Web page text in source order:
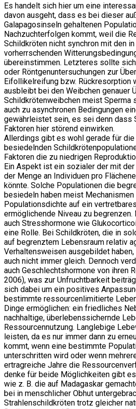
Es handelt sich hier um eine
davon ausgeht, dass es bei dieser
Galapagosinseln gehaltenen
Nachzuchterfolgen kommt, weil die
Schildkröten nicht synchron mit den in
vorherrschenden
übereinstimmen. Letzteres sollte
oder Röntgenuntersuchungen zur
Eifollikelreifung bzw. Rückresorption
ausbleibt bei den Weibchen genauer
Schildkrötenweibchen meist Sperma
auch zu asynchronen Bedingungen
gewährleistet sein, es sei denn dass
Faktoren hier störend einwirken.
Allerdings gibt es wohl gerade für
besiedelnden
Faktoren die zu niedrigen
Ein Aspekt ist ein sozialer der mit
der Menge an Individuen pro
könnte. Solche Populationen die
besiedeln haben meist
Populationsdichte auf ein
ermöglichende Niveau zu
auch Stresshormone wie
eine Rolle. Bei Schildkröten, die in
auf begrenztem Lebensraum relativ
Verhaltensweisen ausgebildet
auch nicht immer gleich. Dennoch
auch Geschlechtshormone von ihren
2006), was zur Unfruchtbarkeit
sich dabei um ein positives
bestimmte ressourcenlimitierte
Dinge ermöglichen: ein friedliches
nachhaltige, überlebenssichernde
Ressourcennutzung. Langlebige
leisten, da es nur immer dann zu
kommt, wenn eine bestimmte
unterschritten wird oder wenn
ertragreiche Jahre die
denke für beide Möglichkeiten gibt
wie z. B. die auf Madagaskar
bei in menschlicher Obhut
Strahlenschildkröten trotz gleicher